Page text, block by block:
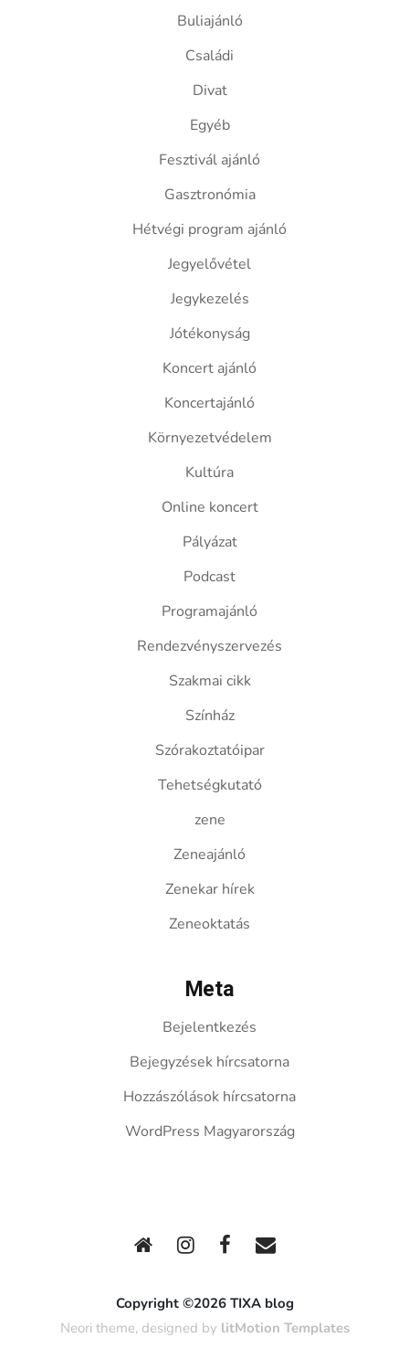
Buliajánló
Családi
Divat
Egyéb
Fesztivál ajánló
Gasztronómia
Hétvégi program ajánló
Jegyelővétel
Jegykezelés
Jótékonyság
Koncert ajánló
Koncertajánló
Környezetvédelem
Kultúra
Online koncert
Pályázat
Podcast
Programajánló
Rendezvényszervezés
Szakmai cikk
Színház
Szórakoztatóipar
Tehetségkutató
zene
Zeneajánló
Zenekar hírek
Zeneoktatás
Meta
Bejelentkezés
Bejegyzések hírcsatorna
Hozzászólások hírcsatorna
WordPress Magyarország
Copyright ©2026 TIXA blog
Neori theme, designed by litMotion Templates